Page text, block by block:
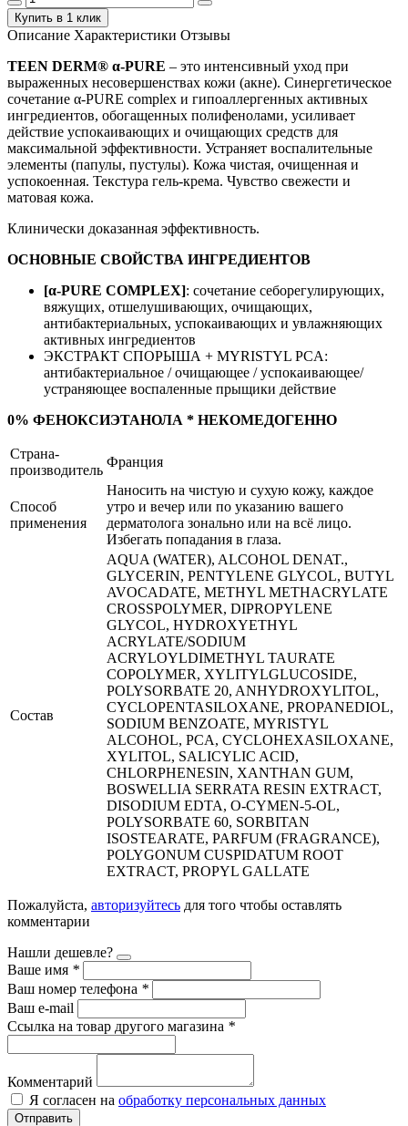
Купить в 1 клик
Описание Характеристики Отзывы
TEEN DERM® α-PURE – это интенсивный уход при
выраженных несовершенствах кожи (акне). Синергетическое
сочетание α-PURE complex и гипоаллергенных активных
ингредиентов, обогащенных полифенолами, усиливает
действие успокаивающих и очищающих средств для
максимальной эффективности. Устраняет воспалительные
элементы (папулы, пустулы). Кожа чистая, очищенная и
успокоенная. Текстура гель-крема. Чувство свежести и
матовая кожа.
Клинически доказанная эффективность.
ОСНОВНЫЕ СВОЙСТВА ИНГРЕДИЕНТОВ
[α-PURE COMPLEX]: сочетание себорегулирующих,
вяжущих, отшелушивающих, очищающих,
антибактериальных, успокаивающих и увлажняющих
активных ингредиентов
ЭКСТРАКТ СПОРЫША + MYRISTYL PCA:
антибактериальное / очищающее / успокаивающее/
устраняющее воспаленные прыщики действие
0% ФЕНОКСИЭТАНОЛА * НЕКОМЕДОГЕННО
Страна-
производитель
Франция
Способ
применения
Наносить на чистую и сухую кожу, каждое
утро и вечер или по указанию вашего
дерматолога зонально или на всё лицо.
Избегать попадания в глаза.
Состав
AQUA (WATER), ALCOHOL DENAT.,
GLYCERIN, PENTYLENE GLYCOL, BUTYL
AVOCADATE, METHYL METHACRYLATE
CROSSPOLYMER, DIPROPYLENE
GLYCOL, HYDROXYETHYL
ACRYLATE/SODIUM
ACRYLOYLDIMETHYL TAURATE
COPOLYMER, XYLITYLGLUCOSIDE,
POLYSORBATE 20, ANHYDROXYLITOL,
CYCLOPENTASILOXANE, PROPANEDIOL,
SODIUM BENZOATE, MYRISTYL
ALCOHOL, PCA, CYCLOHEXASILOXANE,
XYLITOL, SALICYLIC ACID,
CHLORPHENESIN, XANTHAN GUM,
BOSWELLIA SERRATA RESIN EXTRACT,
DISODIUM EDTA, O-CYMEN-5-OL,
POLYSORBATE 60, SORBITAN
ISOSTEARATE, PARFUM (FRAGRANCE),
POLYGONUM CUSPIDATUM ROOT
EXTRACT, PROPYL GALLATE
Пожалуйста, авторизуйтесь для того чтобы оставлять
комментарии
Нашли дешевле?
Ваше имя *
Ваш номер телефона *
Ваш e-mail
Ссылка на товар другого магазина *
Комментарий
Я согласен на обработку персональных данных
Отправить